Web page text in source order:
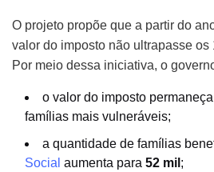
O projeto propõe que a partir do
valor do imposto não ultrapasse os
Por meio dessa iniciativa, o
o valor do imposto
famílias mais vulneráveis;
a quantidade de famílias
Social aumenta para 52 mil ;